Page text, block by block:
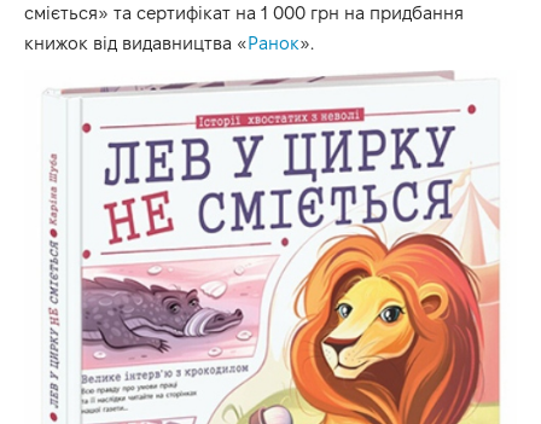
сміється» та сертифікат на 1 000 грн на придбання
книжок від видавництва «Ранок».